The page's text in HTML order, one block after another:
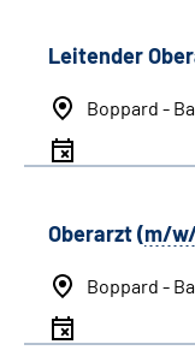
Leitender
Boppard -
Oberarzt (m/
Boppard -